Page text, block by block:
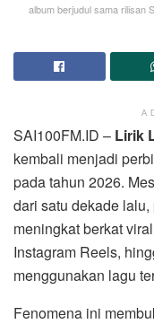
album berjudul sama rilisan
SAI100FM.ID – Lirik
kembali menjadi
pada tahun 2026.
dari satu dekade
meningkat berkat
Instagram Reels,
menggunakan lagu
Fenomena ini